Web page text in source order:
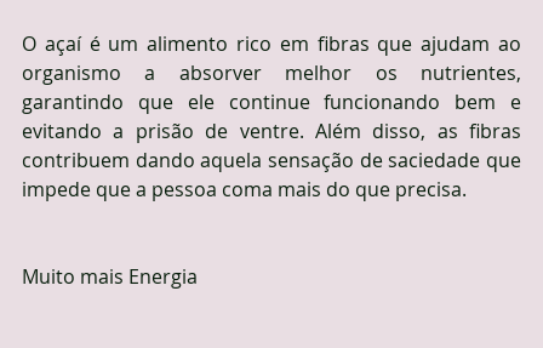
O açaí é um alimento rico em fibras que ajudam ao
organismo a absorver melhor os nutrientes,
garantindo que ele continue funcionando bem e
evitando a prisão de ventre. Além disso, as fibras
contribuem dando aquela sensação de saciedade que
impede que a pessoa coma mais do que precisa.
Muito mais Energia